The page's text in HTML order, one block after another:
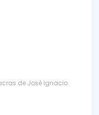
de José Ignacio